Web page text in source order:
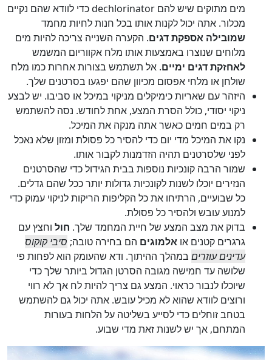
מים מתוקים שיש להם dechlorinator כדי לוודא שהם נקיים
מכלור. אתה יכול לקנות אותו בכל חנות לחיות מחמד
שמובילה אספקת דגים. הקערה השנייה צריכה להיות מים
מלוחים שנוצרו באמצעות אותו מלח אקווריום המשמש
לאחזקת דגים ימיים. אל תשתמש בצורות אחרות כמו מלח
שולחן או מלחי אפסום מכיוון שהם יפגעו בסרטנים שלך.
היזהר עם שאריות כימיקלים מניקוי במיכל או סביבו. יש לבצע
ניקוי יסודי, כולל הסרת המצע, אחת לחודש. נסה להשתמש
רק במים חמים כאשר אתה מנקה את המיכל.
נקו את המיכל מדי יום כדי להסיר כל פסולת ומזון שלא נאכל
לפני שלסרטנים תהיה הזדמנות לקבור אותו.
שמור הרבה קונכיות נוספות בבית הגידול כדי שהסרטנים
הנזירים יוכלו לשנות לקונכיות גדולות יותר ככל שהם גדלים.
כל שבועיים, הרתיחו את כל הקליפות הריקות לניקוי עמוק כדי
למנוע עובש ולהסיר כל פסולת.
בדוק את מצב המצע של חיית המחמד שלך. חול וחצץ עם
גרגרים קטנים או אלמוגים הם בחירה טובה; סיבי קוקוס
עדינים עוזרים במהלך ההיתוך. ודא שהעומק הוא לפחות פי
שלושה עד חמישה מגובה הסרטן הגדול ביותר שלך כדי
שיוכלו לנבור כראוי. המצע גם צריך להיות לח אך לא רווי
ורוצים לוודא שהוא לא מכיל עובש. אתה יכול גם להשתמש
בטחב זוחלים כדי לסייע בשליטה על הלחות בעורות
המתחם, אך יש לשנות זאת מדי שבוע.